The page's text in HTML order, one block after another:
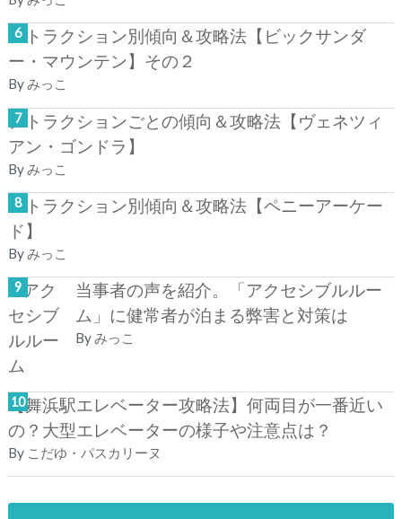
アトラクション別傾向＆攻略法【ビックサンダ
ー・マウンテン】その２
Byみっこ
アトラクションごとの傾向＆攻略法【ヴェネツィ
アン・ゴンドラ】
By みっこ
アトラクション別傾向＆攻略法【ペニーアーケー
ド】
Byみっこ
当事者の声を紹介。「アクセシブルルー
ム」に健常者が泊まる弊害と対策は
Byみっこ
【舞浜駅エレベーター攻略法】何両目が一番近い
の？大型エレベーターの様子や注意点は？
By こだゆ・パスカリーヌ